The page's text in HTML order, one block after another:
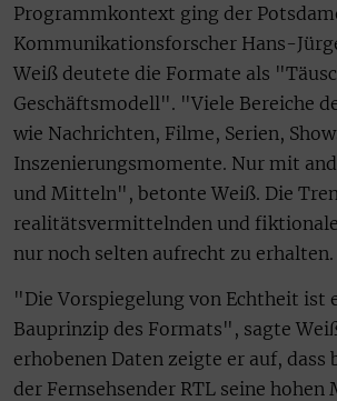
Programmkontext ging der
Kommunikationsforscher Hans-
Weiß deutete die Formate als
Geschäftsmodell". "Viele Bereiche
wie Nachrichten, Filme, Serien,
Inszenierungsmomente. Nur mit
und Mitteln", betonte Weiß. Die
realitätsvermittelnden und
nur noch selten aufrecht zu erhalten.
"Die Vorspiegelung von Echtheit ist
Bauprinzip des Formats", sagte
erhobenen Daten zeigte er auf, dass
der Fernsehsender RTL seine hohen